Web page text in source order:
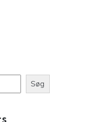
kraft – fra billedkunst